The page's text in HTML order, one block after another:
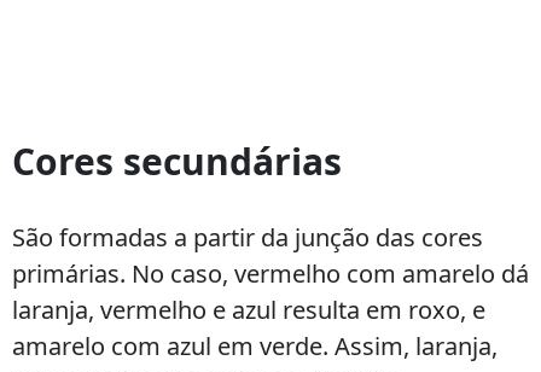
Cores secundárias
São formadas a partir da junção das cores
primárias. No caso, vermelho com amarelo dá
laranja, vermelho e azul resulta em roxo, e
amarelo com azul em verde. Assim, laranja,